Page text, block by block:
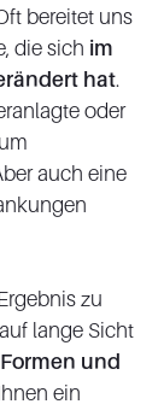
bereitet uns
die sich im
hat.
oder
auch eine
zu
lange Sicht
und
ein